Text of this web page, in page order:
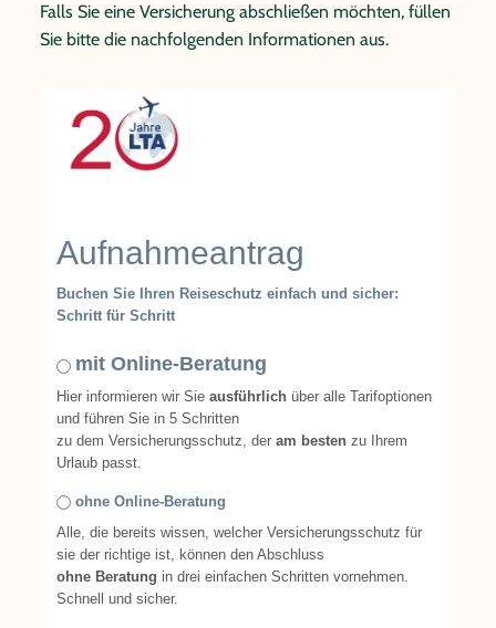
Falls Sie eine Versicherung abschließen möchten, füllen
Sie bitte die nachfolgenden Informationen aus.